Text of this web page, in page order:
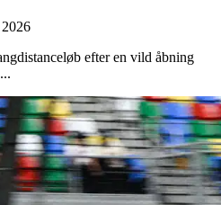
efter en vild åbning